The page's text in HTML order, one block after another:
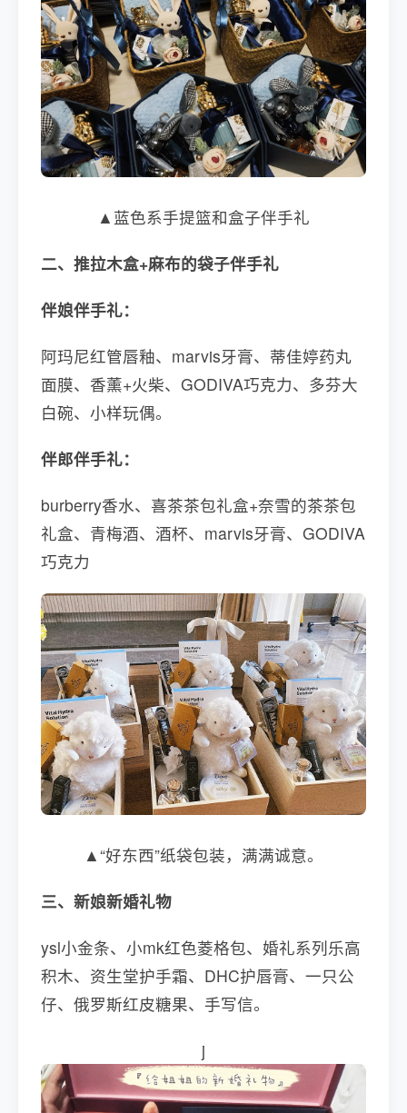
▲蓝色系手提篮和盒子伴手礼
二、推拉木盒+麻布的袋子伴手礼
伴娘伴手礼：
阿玛尼红管唇釉、marvis牙膏、蒂佳婷药丸
面膜、香薰+火柴、GODIVA巧克力、多芬大
白碗、小样玩偶。
伴郎伴手礼：
burberry香水、喜茶茶包礼盒+奈雪的茶茶包
礼盒、青梅酒、酒杯、marvis牙膏、GODIVA
巧克力
▲“好东西”纸袋包装，满满诚意。
三、新娘新婚礼物
ysl小金条、小mk红色菱格包、婚礼系列乐高
积木、资生堂护手霜、DHC护唇膏、一只公
仔、俄罗斯红皮糖果、手写信。
j